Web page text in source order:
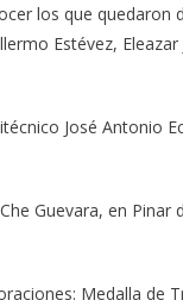
los que quedaron
Estévez, Eleazar
José Antonio
Guevara, en Pinar
Medalla de